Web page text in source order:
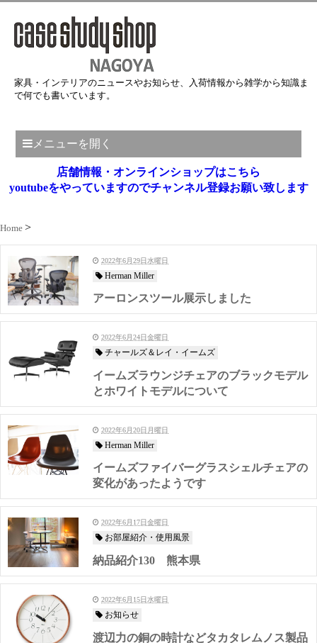
家具・インテリアのニュースやお知らせ、入荷情報から雑学から知識ま
で何でも書いています。
メニューを開く
店舗情報・オンラインショップはこちら
youtubeをやっていますのでチャンネル登録お願い致します
Home
2022年6月29日水曜日
Herman Miller
アーロンスツール展示しました
2022年6月24日金曜日
チャールズ＆レイ・イームズ
イームズラウンジチェアのブラックモデル
とホワイトモデルについて
2022年6月20日月曜日
Herman Miller
イームズファイバーグラスシェルチェアの
変化があったようです
2022年6月17日金曜日
お部屋紹介・使用風景
納品紹介130 熊本県
2022年6月15日水曜日
お知らせ
渡辺力の銅の時計などタカタレムノス製品